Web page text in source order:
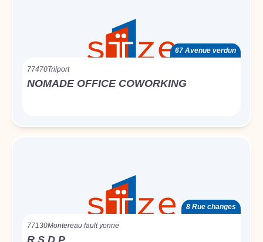
67 Avenue verdun
77470Trilport
NOMADE OFFICE COWORKING
8 Rue changes
77130Montereau fault yonne
R S D P